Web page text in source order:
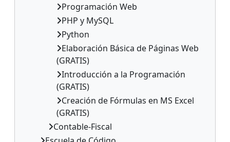
Programación Web
PHP y MySQL
Python
Elaboración Básica de Páginas Web
(GRATIS)
Introducción a la Programación
(GRATIS)
Creación de Fórmulas en MS Excel
(GRATIS)
Contable-Fiscal